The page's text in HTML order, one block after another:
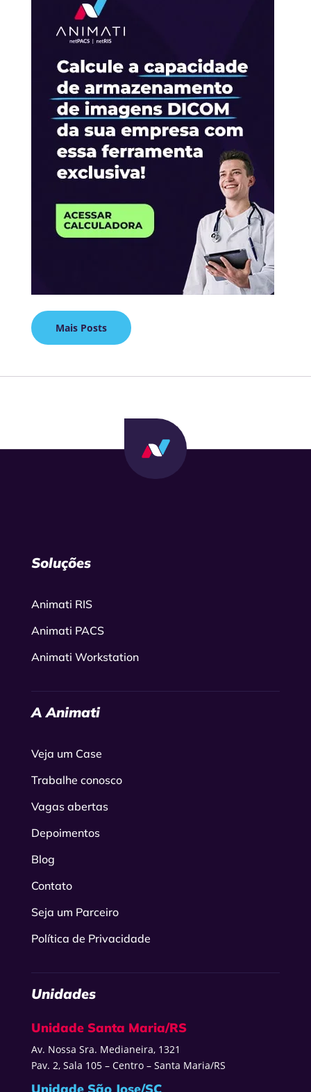
Mais Posts
Soluções
Animati RIS
Animati PACS
Animati Workstation
A Animati
Veja um Case
Trabalhe conosco
Vagas abertas
Depoimentos
Blog
Contato
Seja um Parceiro
Política de Privacidade
Unidades
Unidade Santa Maria/RS
Av. Nossa Sra. Medianeira, 1321
Pav. 2, Sala 105 – Centro – Santa Maria/RS